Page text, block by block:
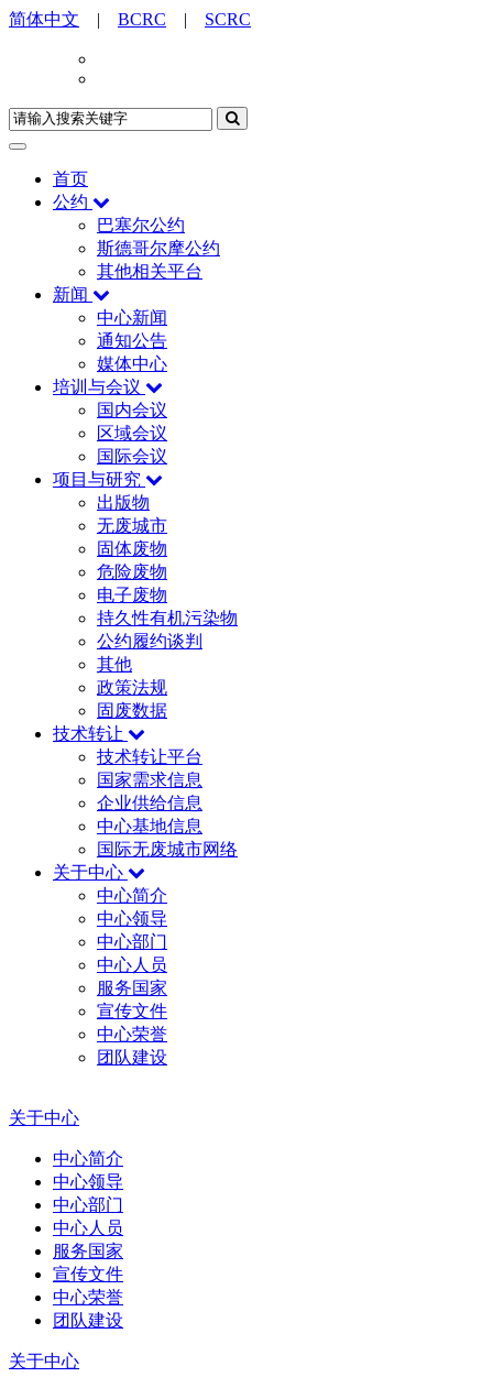
简体中文 | BCRC | SCRC
首页
公约
巴塞尔公约
斯德哥尔摩公约
其他相关平台
新闻
中心新闻
通知公告
媒体中心
培训与会议
国内会议
区域会议
国际会议
项目与研究
出版物
无废城市
固体废物
危险废物
电子废物
持久性有机污染物
公约履约谈判
其他
政策法规
固废数据
技术转让
技术转让平台
国家需求信息
企业供给信息
中心基地信息
国际无废城市网络
关于中心
中心简介
中心领导
中心部门
中心人员
服务国家
宣传文件
中心荣誉
团队建设
关于中心
中心简介
中心领导
中心部门
中心人员
服务国家
宣传文件
中心荣誉
团队建设
关于中心